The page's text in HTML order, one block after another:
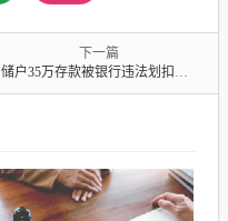
下一篇
储户35万存款被银行违法划扣，如何追责？